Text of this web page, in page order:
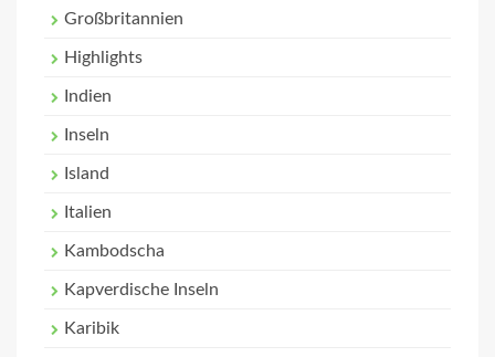
Großbritannien
Highlights
Indien
Inseln
Island
Italien
Kambodscha
Kapverdische Inseln
Karibik